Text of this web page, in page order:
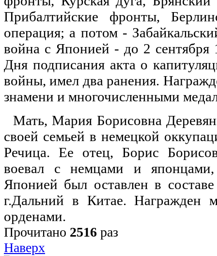
Прибалтийские фронты,
операция; а потом -
война с Японией - до 2 сентября
Дня подписания акта о
войны, имел два ранения.
знамени и многочисленными
Мать, Мария Борисовна
своей семьей в немецкой
Речица. Ее отец, Борис
воевал с немцами и
Японией был оставлен в
г.Дальний в Китае. Награжден
орденами.
Прочитано 2516 раз
Наверх